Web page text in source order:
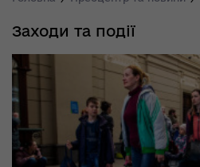
Заходи та події